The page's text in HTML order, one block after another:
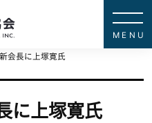
会長に上塚寛氏
に上塚寛氏